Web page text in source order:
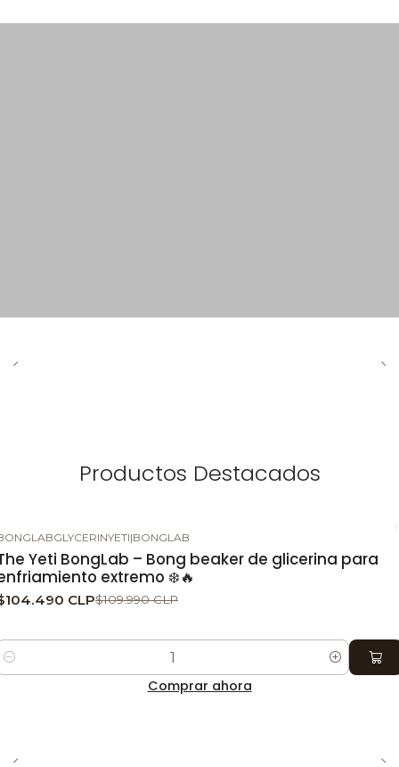
Productos Destacados
|BONGLAB
Yeti BongLab – Bong beaker de glicerina para
extremo ❄️🔥
CLP$109.990 CLP
Comprar ahora